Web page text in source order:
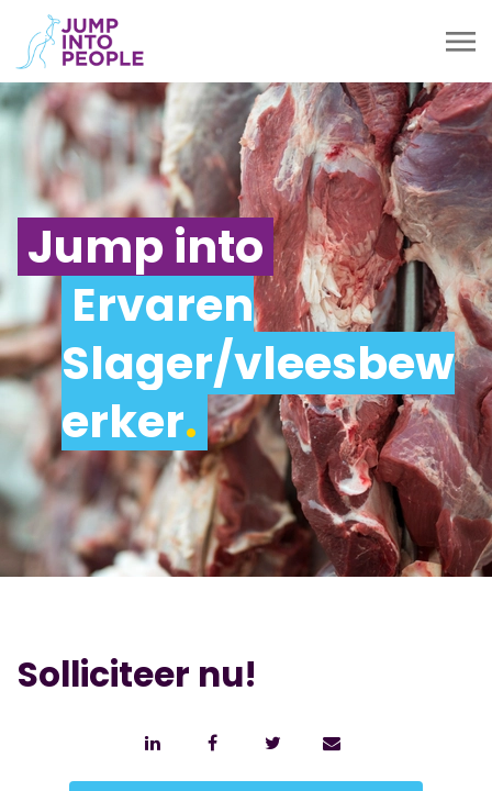
Jump into
Ervaren
Slager/vleesbew
erker.
Solliciteer nu!